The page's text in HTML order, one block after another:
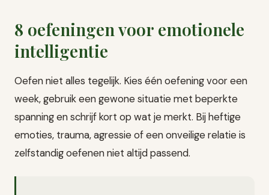
8 oefeningen voor emotionele
intelligentie
Oefen niet alles tegelijk. Kies één oefening voor een
week, gebruik een gewone situatie met beperkte
spanning en schrijf kort op wat je merkt. Bij heftige
emoties, trauma, agressie of een onveilige relatie is
zelfstandig oefenen niet altijd passend.